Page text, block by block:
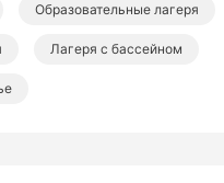
Образовательные лагеря
Лагеря с бассейном
районе